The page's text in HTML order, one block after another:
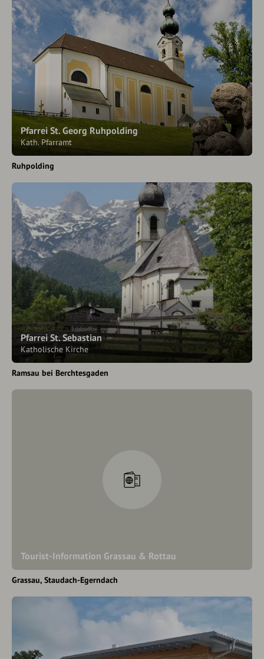
Pfarrei St. Georg Ruhpolding
Kath. Pfarramt
Ruhpolding
Pfarrei St. Sebastian
Katholische Kirche
Ramsau bei Berchtesgaden
Tourist-Information Grassau & Rottau
Grassau Staudach-Egerndach